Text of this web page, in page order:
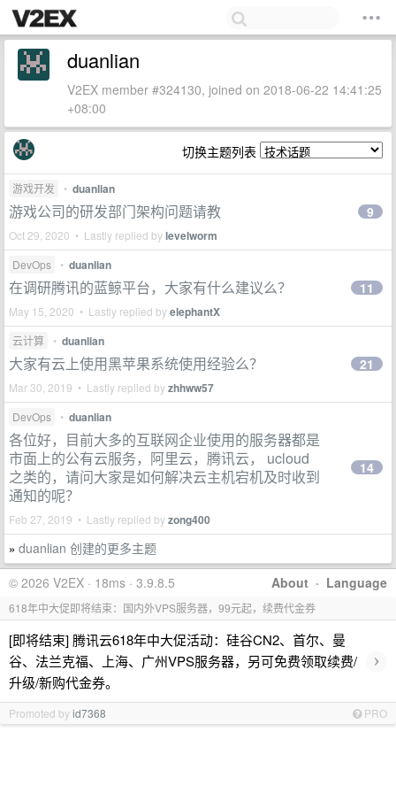
duanlian
V2EX member #324130, joined on 2018-06-22 14:41:25
+08:00
切换主题列表
游戏开发 • duanlian
游戏公司的研发部门架构问题请教
Oct 29, 2020 • Lastly replied bylevelworm
9
DevOps • duanlian
在调研腾讯的蓝鲸平台，大家有什么建议么？
May 15, 2020 • Lastly replied byelephantX
11
云计算 • duanlian
大家有云上使用黑苹果系统使用经验么？
Mar 30, 2019 • Lastly replied byzhhww57
21
DevOps • duanlian
各位好，目前大多的互联网企业使用的服务器都是
市面上的公有云服务，阿里云，腾讯云， ucloud
之类的，请问大家是如何解决云主机宕机及时收到
通知的呢？
Feb 27, 2019 • Lastly replied byzong400
14
» duanlian 创建的更多主题
About · Language
© 2026 V2EX · 18ms · 3.9.8.5
618年中大促即将结束：国内外VPS服务器，99元起，续费代金券
[即将结束] 腾讯云618年中大促活动：硅谷CN2、首尔、曼
谷、法兰克福、上海、广州VPS服务器，另可免费领取续费/
升级/新购代金券。
›
Promoted byid7368 PRO